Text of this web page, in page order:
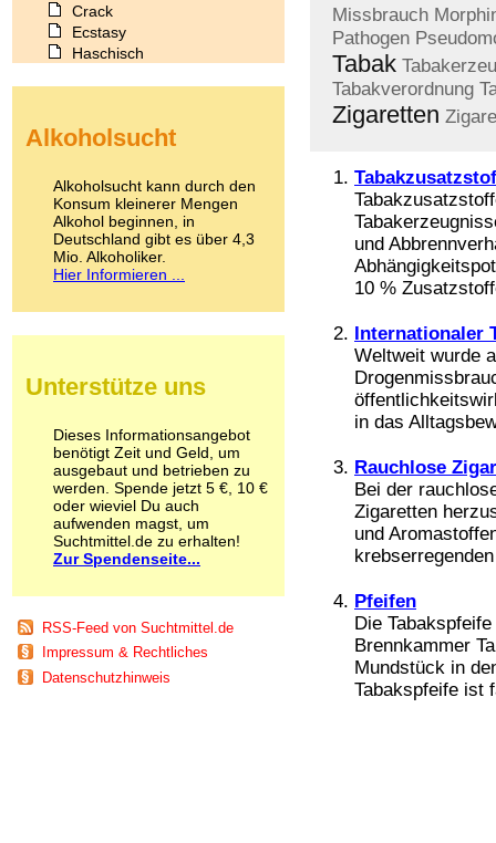
Missbrauch
Pathogen
Tabak
Tabakverordnung
Zigaretten
und
10 %
Internationaler
Weltweit wurde
in das
Rauchlose
Bei der
Zigaretten
und
Pfeifen
Die
Brennkammer
Mundstück in
Tabakspfeife ist
Crack
Ecstasy
Haschisch
Kokain
LSD
Marihuana
Medikamente
Meskalin
Metamphetamin
Methadon
Pilze
Psychopharmaka
Schlafmittel
Schmerzmittel
Schnüffelstoffe
Spice
Sucht / Süchte
Alkoholsucht
Co-Abhängigkeit
Computersucht
Ess-Brechsucht
Essstörungen
Fernsehsucht
Alkoholsucht
Alkoholsucht kann durch den
Konsum kleinerer Mengen
Alkohol beginnen, in
Deutschland gibt es über 4,3
Mio. Alkoholiker.
Hier Informieren ...
Unterstütze uns
Dieses Informationsangebot
benötigt Zeit und Geld, um
ausgebaut und betrieben zu
werden. Spende jetzt 5 €, 10 €
oder wieviel Du auch
aufwenden magst, um
Suchtmittel.de zu erhalten!
Zur Spendenseite...
RSS-Feed von Suchtmittel.de
Impressum & Rechtliches
Datenschutzhinweis